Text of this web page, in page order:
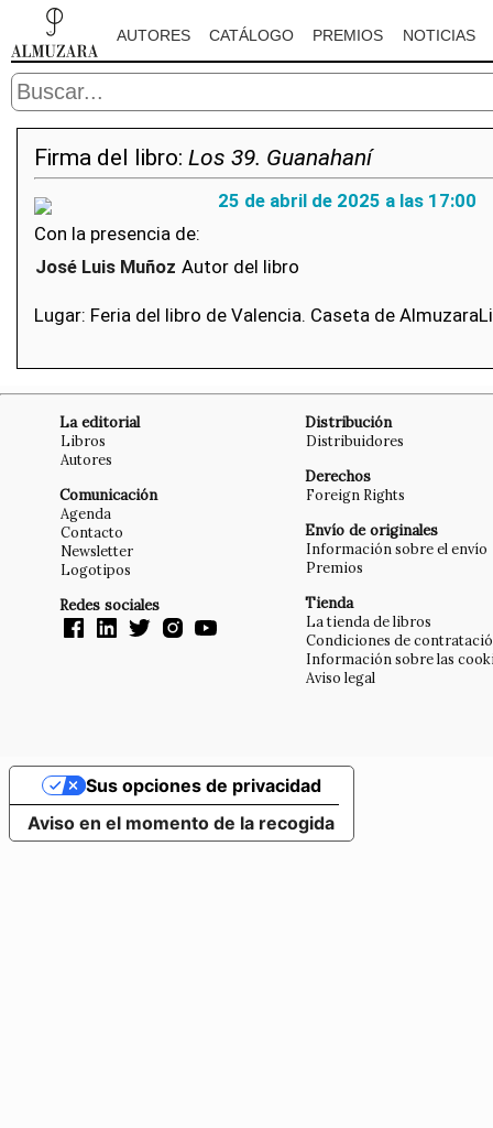
AUTORES CATÁLOGO PREMIOS NOTICIAS
Firma del libro: Los 39. Guanahaní
25 de abril de 2025 a las 17:00
Con la presencia de:
José Luis Muñoz Autor del libro
Lugar: Feria del libro de Valencia. Caseta de
La editorial
Libros
Autores
Comunicación
Agenda
Contacto
Newsletter
Logotipos
Redes sociales
Distribución
Distribuidores
Derechos
Foreign Rights
Envío de originales
Información sobre el envío
Premios
Tienda
La tienda de libros
Condiciones de
Información sobre las
Aviso legal
Aviso en el momento de la recogida
Sus opciones de privacidad